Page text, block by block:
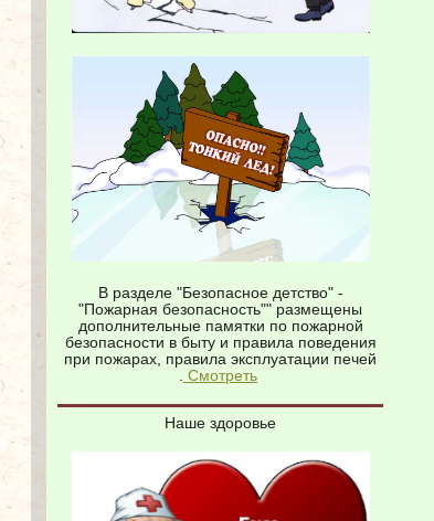
В разделе "Безопасное детство" -
"Пожарная безопасность"" размещены
дополнительные памятки по пожарной
безопасности в быту и правила поведения
при пожарах, правила эксплуатации печей
. Смотреть
Наше здоровье